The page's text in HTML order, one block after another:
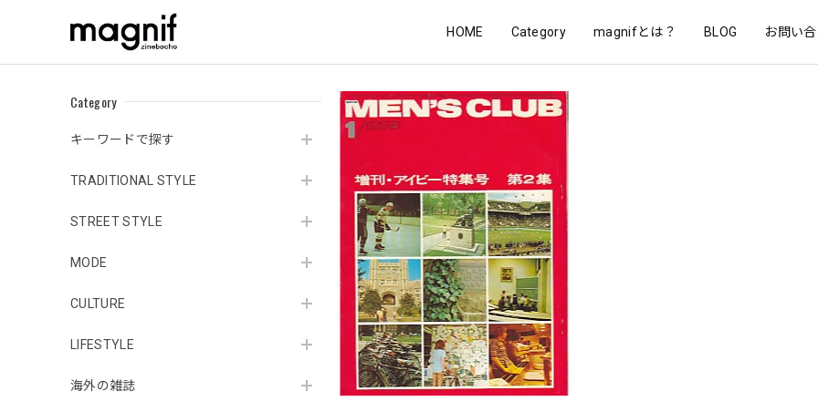
HOME Category magnifとは？ BLOG お問い
Category
キーワードで探す
TRADITIONAL STYLE
STREET STYLE
MODE
CULTURE
LIFESTYLE
海外の雑誌